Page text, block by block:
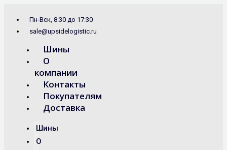
содержимому
Пн-Вск, 8:30 до 17:30
sale@upsidelogistic.ru
Шины
О
компании
Контакты
Покупателям
Доставка
Шины
О